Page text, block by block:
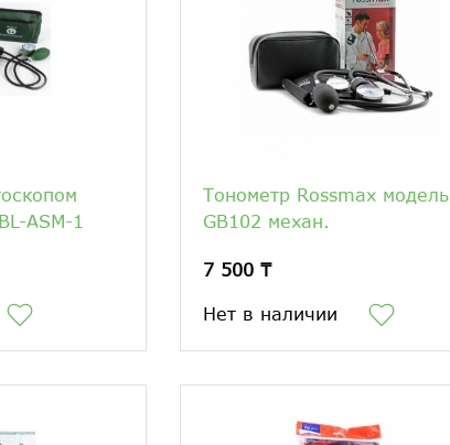
ASM-1
Тонометр Rossmax модель
GB102 механ.
7 500 ₸
Нет в наличии